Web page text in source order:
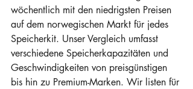
wöchentlich mit den niedrigsten Preisen
auf dem norwegischen Markt für jedes
Speicherkit. Unser Vergleich umfasst
verschiedene Speicherkapazitäten und
Geschwindigkeiten von preisgünstigen
bis hin zu Premium-Marken. Wir listen für